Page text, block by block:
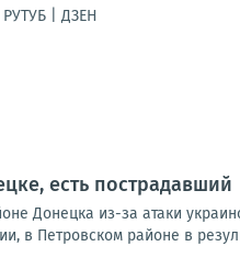
РУТУБ | ДЗЕН
есть пострадавший
Донецка из-за атаки
в Петровском районе в